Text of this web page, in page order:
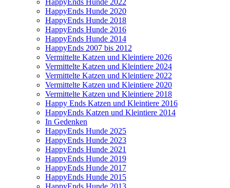
HappyEnds Hunde 2022
HappyEnds Hunde 2020
HappyEnds Hunde 2018
HappyEnds Hunde 2016
HappyEnds Hunde 2014
HappyEnds 2007 bis 2012
Vermittelte Katzen und Kleintiere 2026
Vermittelte Katzen und Kleintiere 2024
Vermittelte Katzen und Kleintiere 2022
Vermittelte Katzen und Kleintiere 2020
Vermittelte Katzen und Kleintiere 2018
Happy Ends Katzen und Kleintiere 2016
HappyEnds Katzen und Kleintiere 2014
In Gedenken
HappyEnds Hunde 2025
HappyEnds Hunde 2023
HappyEnds Hunde 2021
HappyEnds Hunde 2019
HappyEnds Hunde 2017
HappyEnds Hunde 2015
HappyEnds Hunde 2013